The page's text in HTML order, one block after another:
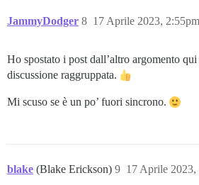
JammyDodger 17 Aprile 2023, 2:55pm
8
Ho spostato i post dall’altro argomento qui
discussione raggruppata.
Mi scuso se è un po’ fuori sincrono.
blake (Blake Erickson) 17 Aprile 2023,
9